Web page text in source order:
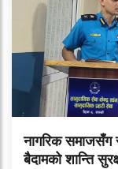
नागरिक समाजसँग
बैदामको शान्ति